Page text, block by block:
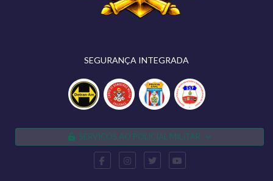
SEGURANÇA INTEGRADA
SERVIÇOS AO POLICIAL MILITAR